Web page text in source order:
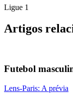
Ligue 1
Artigos
Futebol
Lens-Paris: A prévia